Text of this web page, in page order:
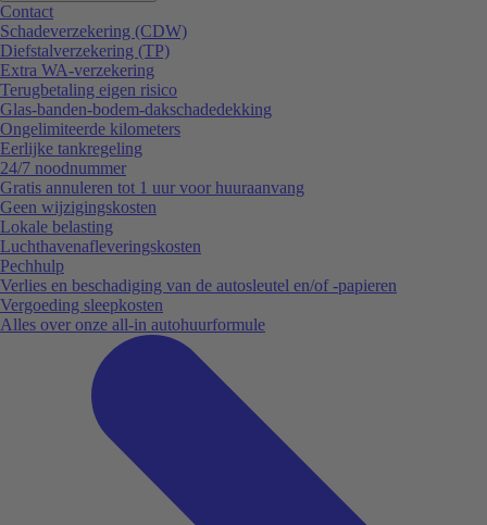
Contact
Schadeverzekering (CDW)
Diefstalverzekering (TP)
Extra WA-verzekering
Terugbetaling eigen risico
Glas-banden-bodem-dakschadedekking
Ongelimiteerde kilometers
Eerlijke tankregeling
24/7 noodnummer
Gratis annuleren tot 1 uur voor huuraanvang
Geen wijzigingskosten
Lokale belasting
Luchthavenafleveringskosten
Pechhulp
Verlies en beschadiging van de autosleutel en/of -papieren
Vergoeding sleepkosten
Alles over onze all-in autohuurformule